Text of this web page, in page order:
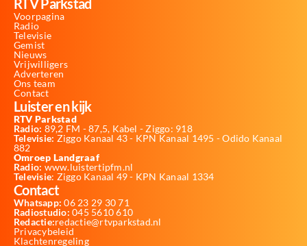
RTV Parkstad
Voorpagina
Radio
Televisie
Gemist
Nieuws
Vrijwilligers
Adverteren
Ons team
Contact
Luister en kijk
RTV Parkstad
Radio: 89,2 FM - 87,5, Kabel - Ziggo: 918
Televisie: Ziggo Kanaal 43 - KPN Kanaal 1495 - Odido Kanaal
882
Omroep Landgraaf
Radio: www.luistertipfm.nl
Televisie: Ziggo Kanaal 49 - KPN Kanaal 1334
Contact
Whatsapp: 06 23 29 30 71
Radiostudio: 045 5610 610
Redactie:redactie@rtvparkstad.nl
Privacybeleid
Klachtenregeling